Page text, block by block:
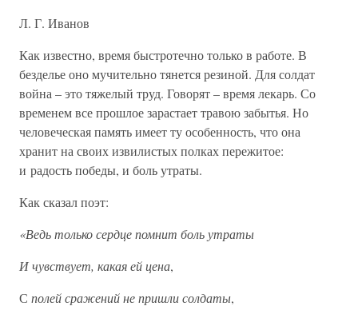
Л. Г. Иванов
Как известно, время быстротечно только в работе. В
безделье оно мучительно тянется резиной. Для солдат
война – это тяжелый труд. Говорят – время лекарь. Со
временем все прошлое зарастает травою забытья. Но
человеческая память имеет ту особенность, что она
хранит на своих извилистых полках пережитое:
и радость победы, и боль утраты.
Как сказал поэт:
«Ведь только сердце помнит боль утраты
И чувствует, какая ей цена,
С полей сражений не пришли солдаты,